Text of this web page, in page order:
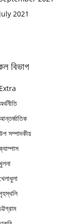
2021
বিভাগ
সম্পাদকীয়